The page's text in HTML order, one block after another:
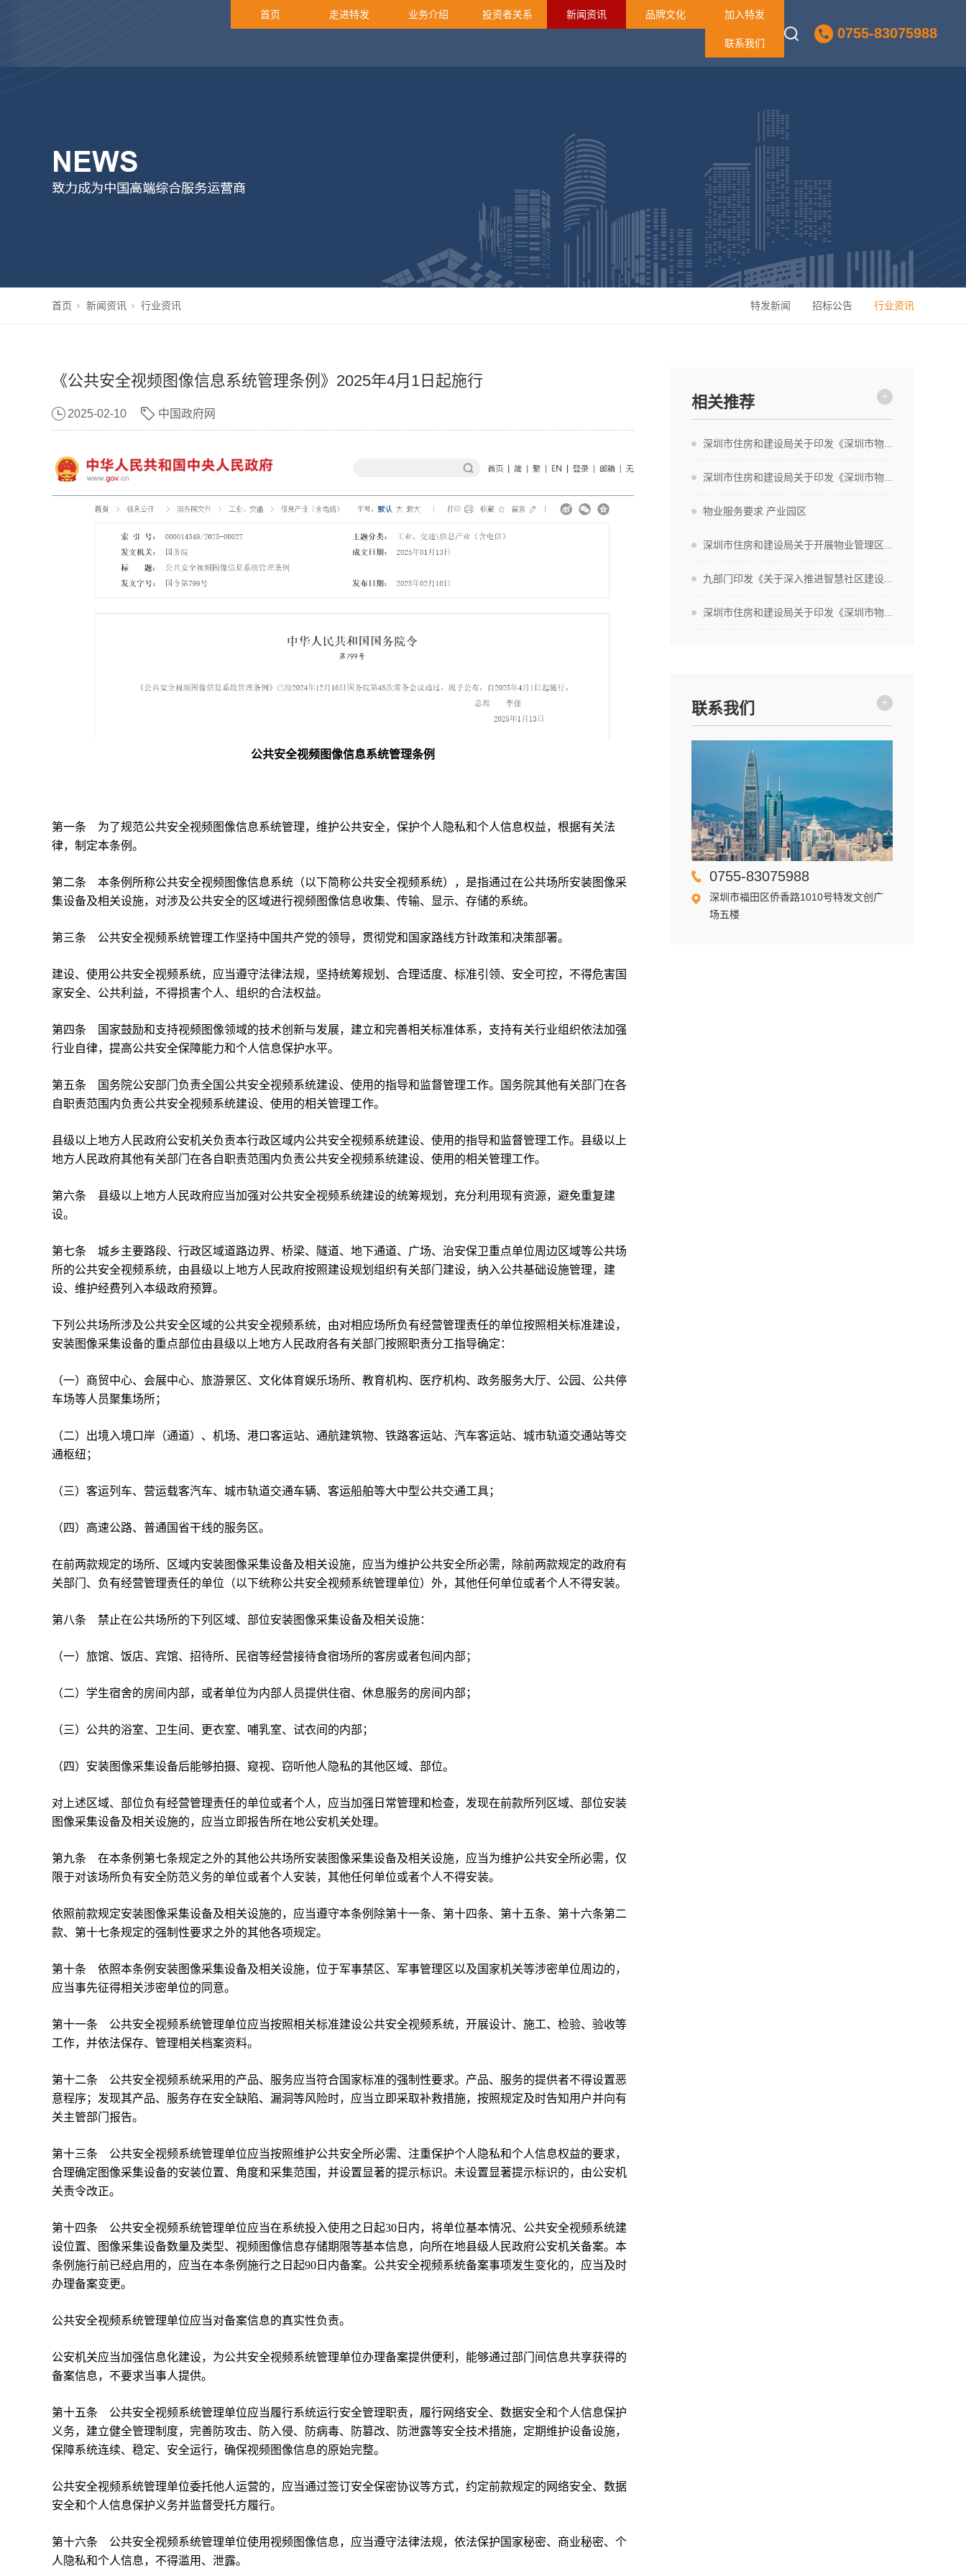
0755-83075988
首页 走进特发 业务介绍 投资者关系 新闻资讯 品牌文化 加入特发
联系我们
首页 新闻资讯 行业资讯 特发新闻 招标公告 行业资讯
《公共安全视频图像信息系统管理条例》2025年4月1日起施行
2025-02-10 中国政府网
公共安全视频图像信息系统管理条例
第一条 为了规范公共安全视频图像信息系统管理，维护公共安全，保护个人隐私和个人信息权益，根据有关法
律，制定本条例。
第二条 本条例所称公共安全视频图像信息系统（以下简称公共安全视频系统），是指通过在公共场所安装图像采
集设备及相关设施，对涉及公共安全的区域进行视频图像信息收集、传输、显示、存储的系统。
第三条 公共安全视频系统管理工作坚持中国共产党的领导，贯彻党和国家路线方针政策和决策部署。
建设、使用公共安全视频系统，应当遵守法律法规，坚持统筹规划、合理适度、标准引领、安全可控，不得危害国
家安全、公共利益，不得损害个人、组织的合法权益。
第四条 国家鼓励和支持视频图像领域的技术创新与发展，建立和完善相关标准体系，支持有关行业组织依法加强
行业自律，提高公共安全保障能力和个人信息保护水平。
第五条 国务院公安部门负责全国公共安全视频系统建设、使用的指导和监督管理工作。国务院其他有关部门在各
自职责范围内负责公共安全视频系统建设、使用的相关管理工作。
县级以上地方人民政府公安机关负责本行政区域内公共安全视频系统建设、使用的指导和监督管理工作。县级以上
地方人民政府其他有关部门在各自职责范围内负责公共安全视频系统建设、使用的相关管理工作。
第六条 县级以上地方人民政府应当加强对公共安全视频系统建设的统筹规划，充分利用现有资源，避免重复建
设。
第七条 城乡主要路段、行政区域道路边界、桥梁、隧道、地下通道、广场、治安保卫重点单位周边区域等公共场
所的公共安全视频系统，由县级以上地方人民政府按照建设规划组织有关部门建设，纳入公共基础设施管理，建
设、维护经费列入本级政府预算。
下列公共场所涉及公共安全区域的公共安全视频系统，由对相应场所负有经营管理责任的单位按照相关标准建设，
安装图像采集设备的重点部位由县级以上地方人民政府各有关部门按照职责分工指导确定：
（一）商贸中心、会展中心、旅游景区、文化体育娱乐场所、教育机构、医疗机构、政务服务大厅、公园、公共停
车场等人员聚集场所；
（二）出境入境口岸（通道）、机场、港口客运站、通航建筑物、铁路客运站、汽车客运站、城市轨道交通站等交
通枢纽；
（三）客运列车、营运载客汽车、城市轨道交通车辆、客运船舶等大中型公共交通工具；
（四）高速公路、普通国省干线的服务区。
在前两款规定的场所、区域内安装图像采集设备及相关设施，应当为维护公共安全所必需，除前两款规定的政府有
关部门、负有经营管理责任的单位（以下统称公共安全视频系统管理单位）外，其他任何单位或者个人不得安装。
第八条 禁止在公共场所的下列区域、部位安装图像采集设备及相关设施：
（一）旅馆、饭店、宾馆、招待所、民宿等经营接待食宿场所的客房或者包间内部；
（二）学生宿舍的房间内部，或者单位为内部人员提供住宿、休息服务的房间内部；
（三）公共的浴室、卫生间、更衣室、哺乳室、试衣间的内部；
（四）安装图像采集设备后能够拍摄、窥视、窃听他人隐私的其他区域、部位。
对上述区域、部位负有经营管理责任的单位或者个人，应当加强日常管理和检查，发现在前款所列区域、部位安装
图像采集设备及相关设施的，应当立即报告所在地公安机关处理。
第九条 在本条例第七条规定之外的其他公共场所安装图像采集设备及相关设施，应当为维护公共安全所必需，仅
限于对该场所负有安全防范义务的单位或者个人安装，其他任何单位或者个人不得安装。
依照前款规定安装图像采集设备及相关设施的，应当遵守本条例除第十一条、第十四条、第十五条、第十六条第二
款、第十七条规定的强制性要求之外的其他各项规定。
第十条 依照本条例安装图像采集设备及相关设施，位于军事禁区、军事管理区以及国家机关等涉密单位周边的，
应当事先征得相关涉密单位的同意。
第十一条 公共安全视频系统管理单位应当按照相关标准建设公共安全视频系统，开展设计、施工、检验、验收等
工作，并依法保存、管理相关档案资料。
第十二条 公共安全视频系统采用的产品、服务应当符合国家标准的强制性要求。产品、服务的提供者不得设置恶
意程序；发现其产品、服务存在安全缺陷、漏洞等风险时，应当立即采取补救措施，按照规定及时告知用户并向有
关主管部门报告。
第十三条 公共安全视频系统管理单位应当按照维护公共安全所必需、注重保护个人隐私和个人信息权益的要求，
合理确定图像采集设备的安装位置、角度和采集范围，并设置显著的提示标识。未设置显著提示标识的，由公安机
关责令改正。
第十四条 公共安全视频系统管理单位应当在系统投入使用之日起30日内，将单位基本情况、公共安全视频系统建
设位置、图像采集设备数量及类型、视频图像信息存储期限等基本信息，向所在地县级人民政府公安机关备案。本
条例施行前已经启用的，应当在本条例施行之日起90日内备案。公共安全视频系统备案事项发生变化的，应当及时
办理备案变更。
公共安全视频系统管理单位应当对备案信息的真实性负责。
公安机关应当加强信息化建设，为公共安全视频系统管理单位办理备案提供便利，能够通过部门间信息共享获得的
备案信息，不要求当事人提供。
第十五条 公共安全视频系统管理单位应当履行系统运行安全管理职责，履行网络安全、数据安全和个人信息保护
义务，建立健全管理制度，完善防攻击、防入侵、防病毒、防篡改、防泄露等安全技术措施，定期维护设备设施，
保障系统连续、稳定、安全运行，确保视频图像信息的原始完整。
公共安全视频系统管理单位委托他人运营的，应当通过签订安全保密协议等方式，约定前款规定的网络安全、数据
安全和个人信息保护义务并监督受托方履行。
第十六条 公共安全视频系统管理单位使用视频图像信息，应当遵守法律法规，依法保护国家秘密、商业秘密、个
人隐私和个人信息，不得滥用、泄露。
相关推荐 +
深圳市住房和建设局关于印发《深圳市物...
深圳市住房和建设局关于印发《深圳市物...
物业服务要求 产业园区
深圳市住房和建设局关于开展物业管理区...
九部门印发《关于深入推进智慧社区建设...
深圳市住房和建设局关于印发《深圳市物...
联系我们 +
0755-83075988
深圳市福田区侨香路1010号特发文创广
场五楼